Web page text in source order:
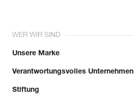
WER WIR SIND
Unsere Marke
Verantwortungsvolles Unternehmen
Stiftung